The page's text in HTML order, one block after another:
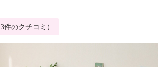
3件のクチコミ ）